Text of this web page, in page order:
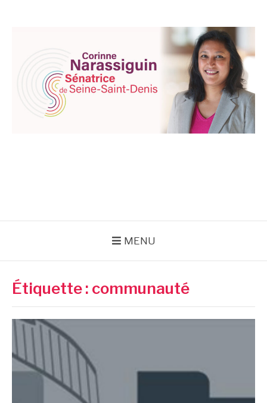
MENU
Étiquette : communauté